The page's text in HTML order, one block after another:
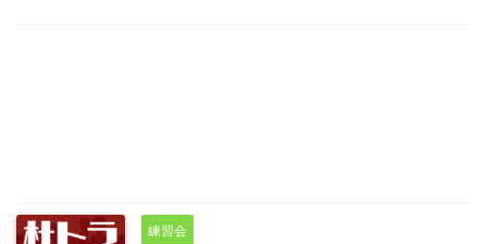
練習会